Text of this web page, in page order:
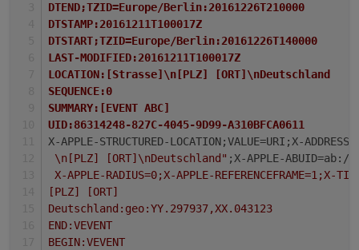
DTEND;TZID=Europe/Berlin:20161226T210000
DTSTAMP:20161211T100017Z
DTSTART;TZID=Europe/Berlin:20161226T140000
LAST-MODIFIED:20161211T100017Z
LOCATION:[Strasse]\n[PLZ] [ORT]\nDeutschland
SEQUENCE:0
SUMMARY:[EVENT ABC]
UID:86314248-827C-4045-9D99-A310BFCA0611
X-APPLE-STRUCTURED-LOCATION;VALUE=URI;X-ADDRESS=
\n[PLZ] [ORT]\nDeutschland" ;X-APPLE-
X-APPLE-RADIUS=0;X-APPLE-REFERENCEFRAME=1;X-
[PLZ] [ORT]
Deutschland:geo:YY.297937,XX.043123
END:VEVENT
BEGIN:VEVENT